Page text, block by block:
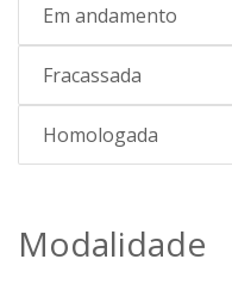
Em andamento
Fracassada
Homologada
Modalidade